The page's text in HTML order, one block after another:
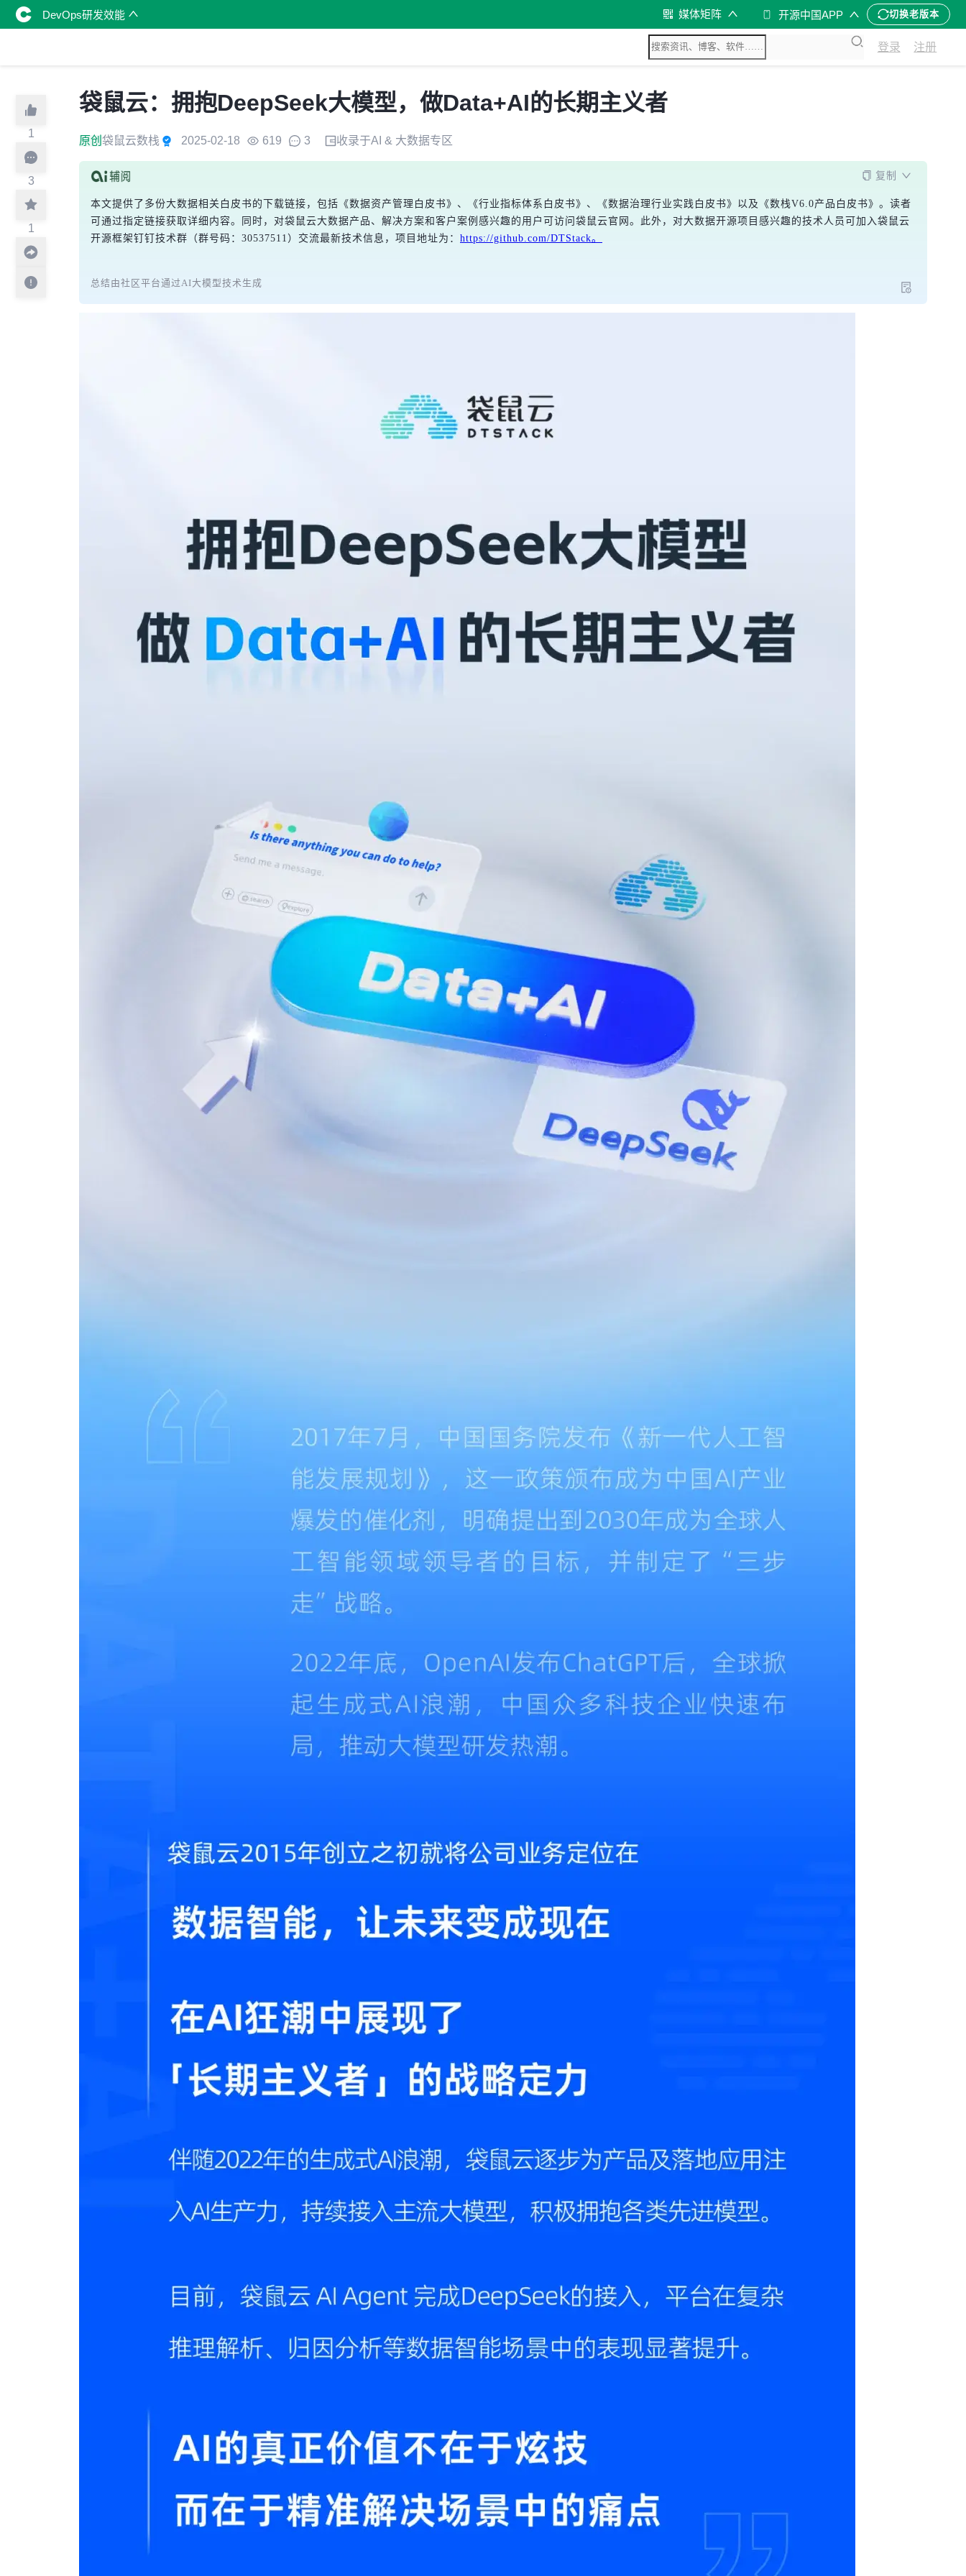
DevOps研发效能 媒体矩阵 开源中国APP 切换老版本
登录 注册
1
3
1
袋鼠云：拥抱DeepSeek大模型，做Data+AI的长期主义者
原创 袋鼠云数栈 2025-02-18 619 3 收录于AI & 大数据专区
复制
本文提供了多份大数据相关白皮书的下载链接，包括《数据资产管理白皮书》、《行业指标体系白皮书》、《数据治理行业实践白皮书》以及《数栈V6.0产品白皮书》。读者
可通过指定链接获取详细内容。同时，对袋鼠云大数据产品、解决方案和客户案例感兴趣的用户可访问袋鼠云官网。此外，对大数据开源项目感兴趣的技术人员可加入袋鼠云
开源框架钉钉技术群（群号码：30537511）交流最新技术信息，项目地址为： https://github.com/DTStack。
总结由社区平台通过AI大模型技术生成